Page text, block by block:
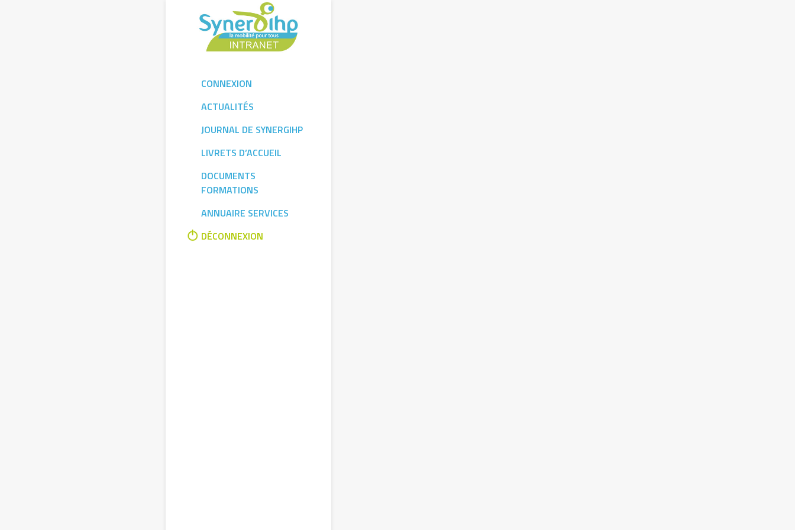
CONNEXION
ACTUALITÉS
JOURNAL DE SYNERGIHP
LIVRETS D’ACCUEIL
DOCUMENTS
FORMATIONS
ANNUAIRE SERVICES
DÉCONNEXION